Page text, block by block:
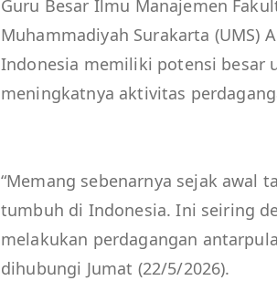
Guru Besar Ilmu Manajemen
Muhammadiyah Surakarta (UMS)
Indonesia memiliki potensi besar
meningkatnya aktivitas
“Memang sebenarnya sejak awal
tumbuh di Indonesia. Ini seiring
melakukan perdagangan
dihubungi Jumat (22/5/2026).